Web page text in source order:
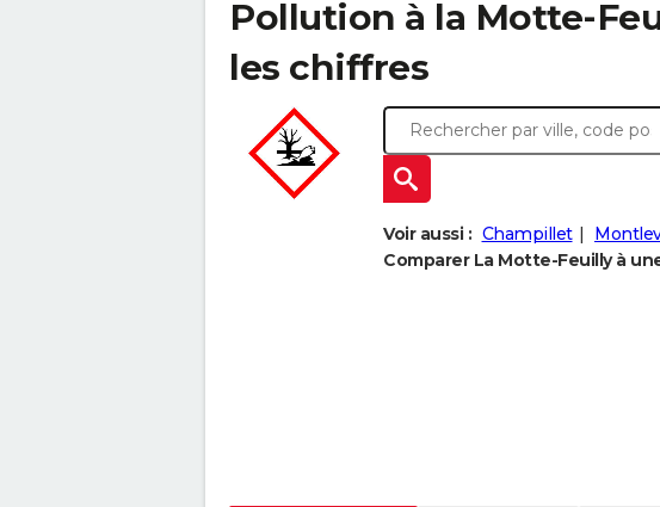
Pollution à la Motte-
les chiffres
Voir aussi : Champillet
Comparer La Motte-Feuilly à